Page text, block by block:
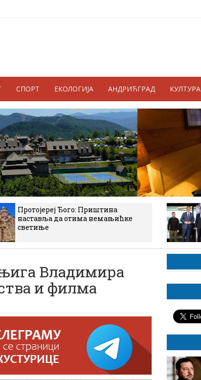
СПОРТ ЕКОЛОГИЈА АНДРИЋГРАД КУЛТУРА
Протојереј Ђого: Приштина
наставља да отима немањићке
светиње
Владимира
и филма